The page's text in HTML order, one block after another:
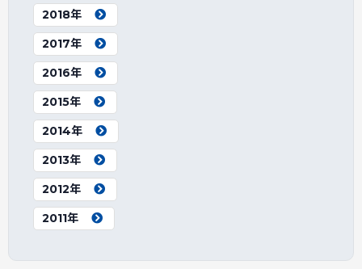
2018年
2017年
2016年
2015年
2014年
2013年
2012年
2011年